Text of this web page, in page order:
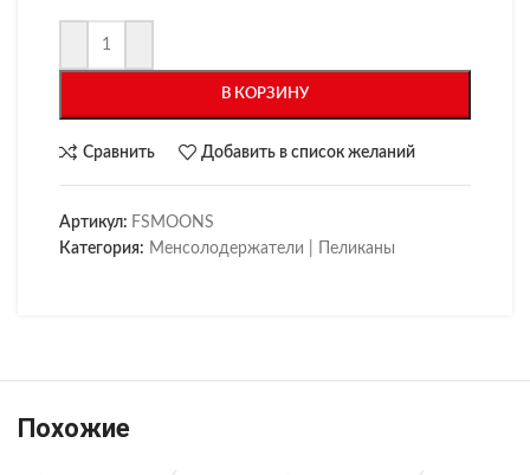
В КОРЗИНУ
Сравнить Добавить в список желаний
Артикул: FSMOONS
Категория: Менсолодержатели | Пеликаны
Похожие